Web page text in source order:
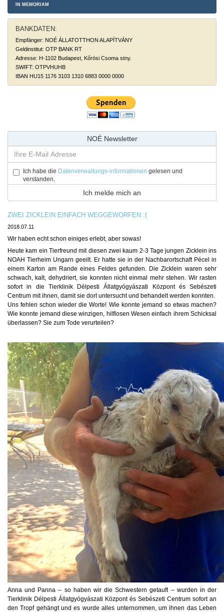
IN MEMORIAM
BANKDATEN:
Empfänger: NOÉ ÁLLATOTTHON ALAPÍTVÁNY
Geldinstitut: OTP BANK RT
Adresse: H-1102 Budapest, Kőrösi Csoma stny.
SWIFT: OTPVHUHB
IBAN HU15 1176 3103 1310 6883 0000 0000
NOÉ Newsletter
Ich habe die Datenverwaltungs-informationen gelesen und
verstanden.
ZWEI ZICKLEIN EINFACH WEGGEWORFEN :(
2018.07.11
Wir haben echt schon einiges erlebt, aber sowas!
Heute kam ein Tierfreund mit diesen zwei kaum 2-3 Tage jungen Zicklein ins
NOAH Tierheim Ungarn geeilt. Er hatte sie in der Nachbarortschaft Pécel in
einem Karton am Rande eines Feldes gefunden. Die Zicklein waren sehr
schwach, kalt, dehydriert, sie konnten nicht einmal mehr stehen. Wir rasten
sofort in die Tierklinik Délpesti Állatgyógyászati Központ és Sebészeti
Centrum mit ihnen, damit sie dort untersucht und behandelt werden konnten.
Uns fehlen schon wieder die Worte! Wie konnte jemand so etwas machen?
Wie konnte jemand diese winzigen, hilflosen Wesen einfach ihrem Schicksal
überlassen? Sie zum Tode verurteilen?
Anna und Panna – so haben wir die Schwestern getauft – wurden in der
Tierklinik Délpesti Állatgyógyászati Központ és Sebészeti Centrum sofort an
den Tropf gehängt und es wurde alles unternommen, um ihnen das Leben